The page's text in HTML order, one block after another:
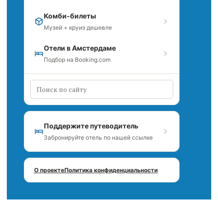
Комби-билеты
Музей + круиз дешевле
Отели в Амстердаме
Подбор на Booking.com
Поддержите путеводитель
Забронируйте отель по нашей ссылке
О проектеПолитика конфиденциальности